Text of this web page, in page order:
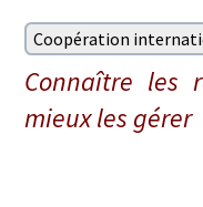
Coopération
Connaître les
mieux les gérer